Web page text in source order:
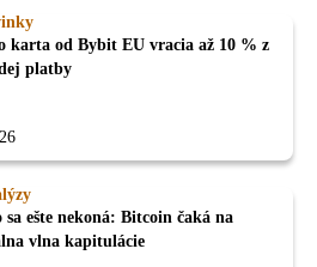
karta od Bybit EU vracia až 10 % z
platby
sa ešte nekoná: Bitcoin čaká na
vlna kapitulácie